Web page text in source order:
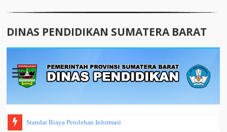
DINAS PENDIDIKAN SUMATERA BARAT